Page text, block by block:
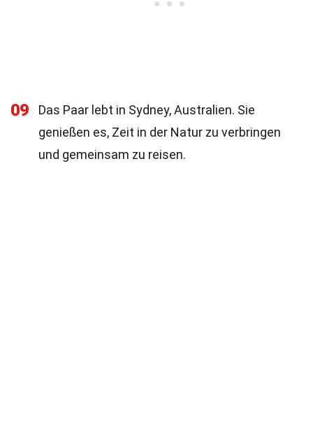
09
Das Paar lebt in Sydney, Australien. Sie
genießen es, Zeit in der Natur zu verbringen
und gemeinsam zu reisen.